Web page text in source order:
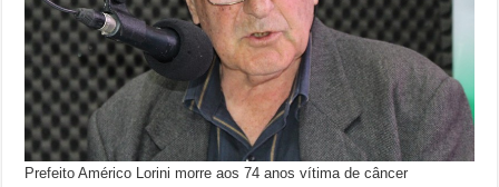
Prefeito Américo Lorini morre aos 74 anos vítima de câncer